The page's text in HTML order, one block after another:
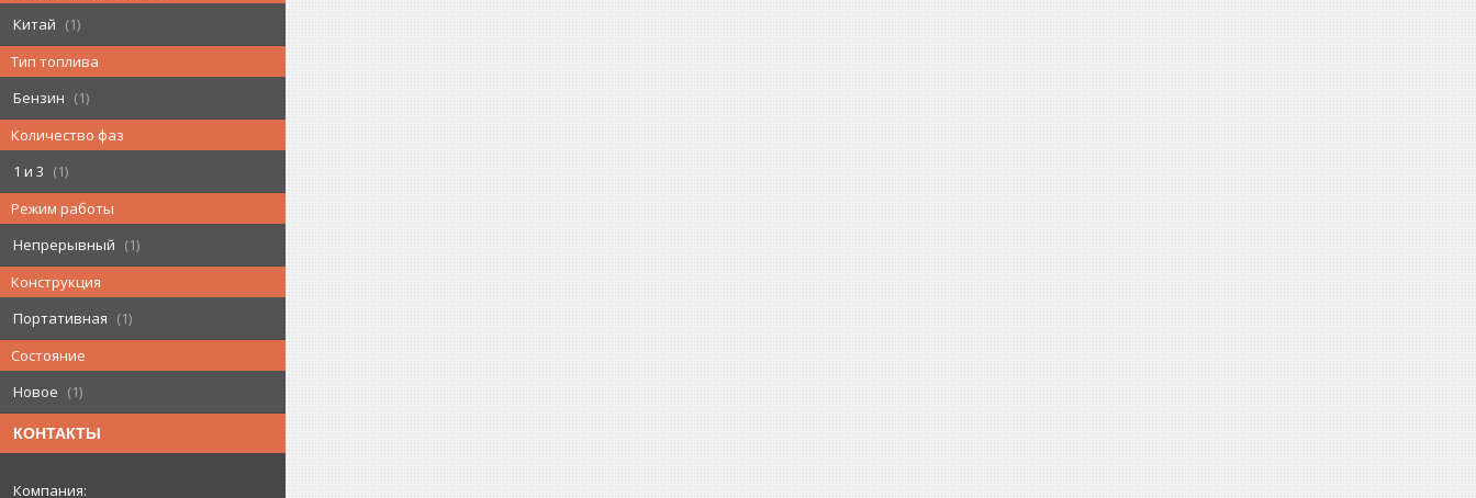
Китай
1
Тип топлива
Бензин
1
Количество фаз
1 и 3
1
Режим работы
Непрерывный
1
Конструкция
Портативная
1
Состояние
Новое
1
КОНТАКТЫ